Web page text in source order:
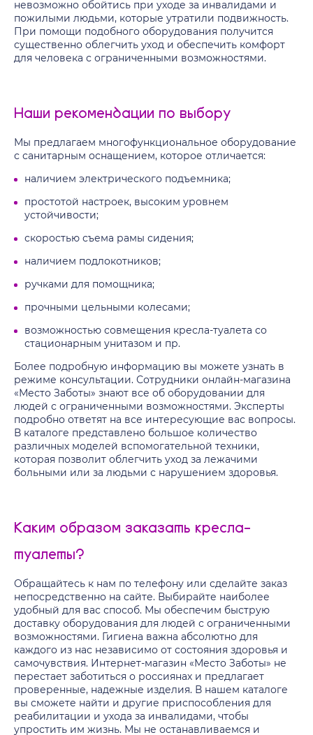
невозможно обойтись при уходе за инвалидами и
пожилыми людьми, которые утратили подвижность.
При помощи подобного оборудования получится
существенно облегчить уход и обеспечить комфорт
для человека с ограниченными возможностями.
Наши рекомендации по выбору
Мы предлагаем многофункциональное оборудование
с санитарным оснащением, которое отличается:
наличием электрического подъемника;
простотой настроек, высоким уровнем
устойчивости;
скоростью съема рамы сидения;
наличием подлокотников;
ручками для помощника;
прочными цельными колесами;
возможностью совмещения кресла-туалета со
стационарным унитазом и пр.
Более подробную информацию вы можете узнать в
режиме консультации. Сотрудники онлайн-магазина
«Место Заботы» знают все об оборудовании для
людей с ограниченными возможностями. Эксперты
подробно ответят на все интересующие вас вопросы.
В каталоге представлено большое количество
различных моделей вспомогательной техники,
которая позволит облегчить уход за лежачими
больными или за людьми с нарушением здоровья.
Каким образом заказать кресла-
туалеты?
Обращайтесь к нам по телефону или сделайте заказ
непосредственно на сайте. Выбирайте наиболее
удобный для вас способ. Мы обеспечим быструю
доставку оборудования для людей с ограниченными
возможностями. Гигиена важна абсолютно для
каждого из нас независимо от состояния здоровья и
самочувствия. Интернет-магазин «Место Заботы» не
перестает заботиться о россиянах и предлагает
проверенные, надежные изделия. В нашем каталоге
вы сможете найти и другие приспособления для
реабилитации и ухода за инвалидами, чтобы
упростить им жизнь. Мы не останавливаемся и